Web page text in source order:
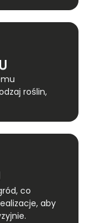
roślin,
co
aby